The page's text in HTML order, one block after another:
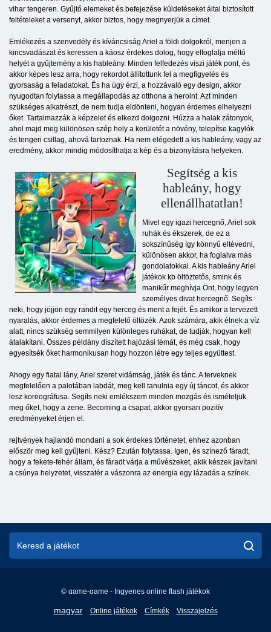
vihar tengeren. Gyűjtő elemeket és befejezése küldetéseket által biztosított
feltételeket a versenyt, akkor biztos, hogy megnyerjük a címet.
Emlékezés a szenvedély és kíváncsiság Ariel a földi dolgokról, menjen a
kincsvadászat és keressen a káosz érdekes dolog, hogy elfoglalja méltó
helyét a gyűjtemény a kis hableány. Minden felfedezés viszi játék pont, és
akkor képes lesz arra, hogy rekordot állítottunk fel a megfigyelés és
gyorsaság a feladatokat. És ha úgy érzi, a hozzávaló egy design, akkor
nyugodtan folytassa a megállapodás az otthona a heroint. Azt minden
szükséges alkatrészt, de nem tudja eldönteni, hogyan érdemes elhelyezni
őket. Tartalmazzák a képzelet és elkezd dolgozni. Húzza a halak zátonyok,
ahol majd meg különösen szép hely a kerületét a növény, telepítse kagylók
és tengeri csillag, ahová tartoznak. Ha nem elégedett a kis hableány, vagy az
eredmény, akkor mindig módosíthatja a kép és a bizonyításra helyeken.
Segítség a kis
hableány, hogy
ellenállhatatlan!
Mivel egy igazi hercegnő, Ariel sok
ruhák és ékszerek, de ez a
sokszínűség így könnyű eltévedni,
különösen akkor, ha foglalva más
gondolatokkal. A kis hableány Ariel
játékok kb öltöztetős, smink és
manikűr meghívja Önt, hogy legyen
személyes divat hercegnő. Segíts
neki, hogy jöjjön egy randit egy herceg és ment a fejét. És amikor a tervezett
nyaralás, akkor érdemes a megfelelő öltözék. Azok számára, akik élnek a víz
alatt, nincs szükség semmilyen különleges ruhákat, de tudják, hogyan kell
átalakítani. Összes példány díszített hajózási témát, és még csak, hogy
egyesítsék őket harmonikusan hogy hozzon létre egy teljes együttest.
Ahogy egy fiatal lány, Ariel szeret vidámság, játék és tánc. A terveknek
megfelelően a palotában labdát, meg kell tanulnia egy új táncot, és akkor
lesz koreográfusa. Segíts neki emlékszem minden mozgás és ismételjük
meg őket, hogy a zene. Becoming a csapat, akkor gyorsan pozitív
eredményeket érjen el.
rejtvények hajlandó mondani a sok érdekes történetet, ehhez azonban
először meg kell gyűjteni. Kész? Ezután folytassa. Igen, és színező fáradt,
hogy a fekete-fehér állam, és fáradt várja a művészeket, akik készek javítani
a csúnya helyzetet, visszatér a vászonra az energia egy lázadás a színek.
© game-game - Ingyenes online flash játékok
magyar Online játékok Címkék Visszajelzés